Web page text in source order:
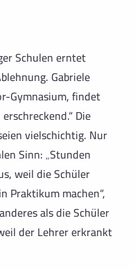
Schulen erntet
Gabriele
Gymnasium, findet
Die
vielschichtig. Nur
Sinn: „Stunden
weil die Schüler
Praktikum machen“,
als die Schüler
der Lehrer erkrankt